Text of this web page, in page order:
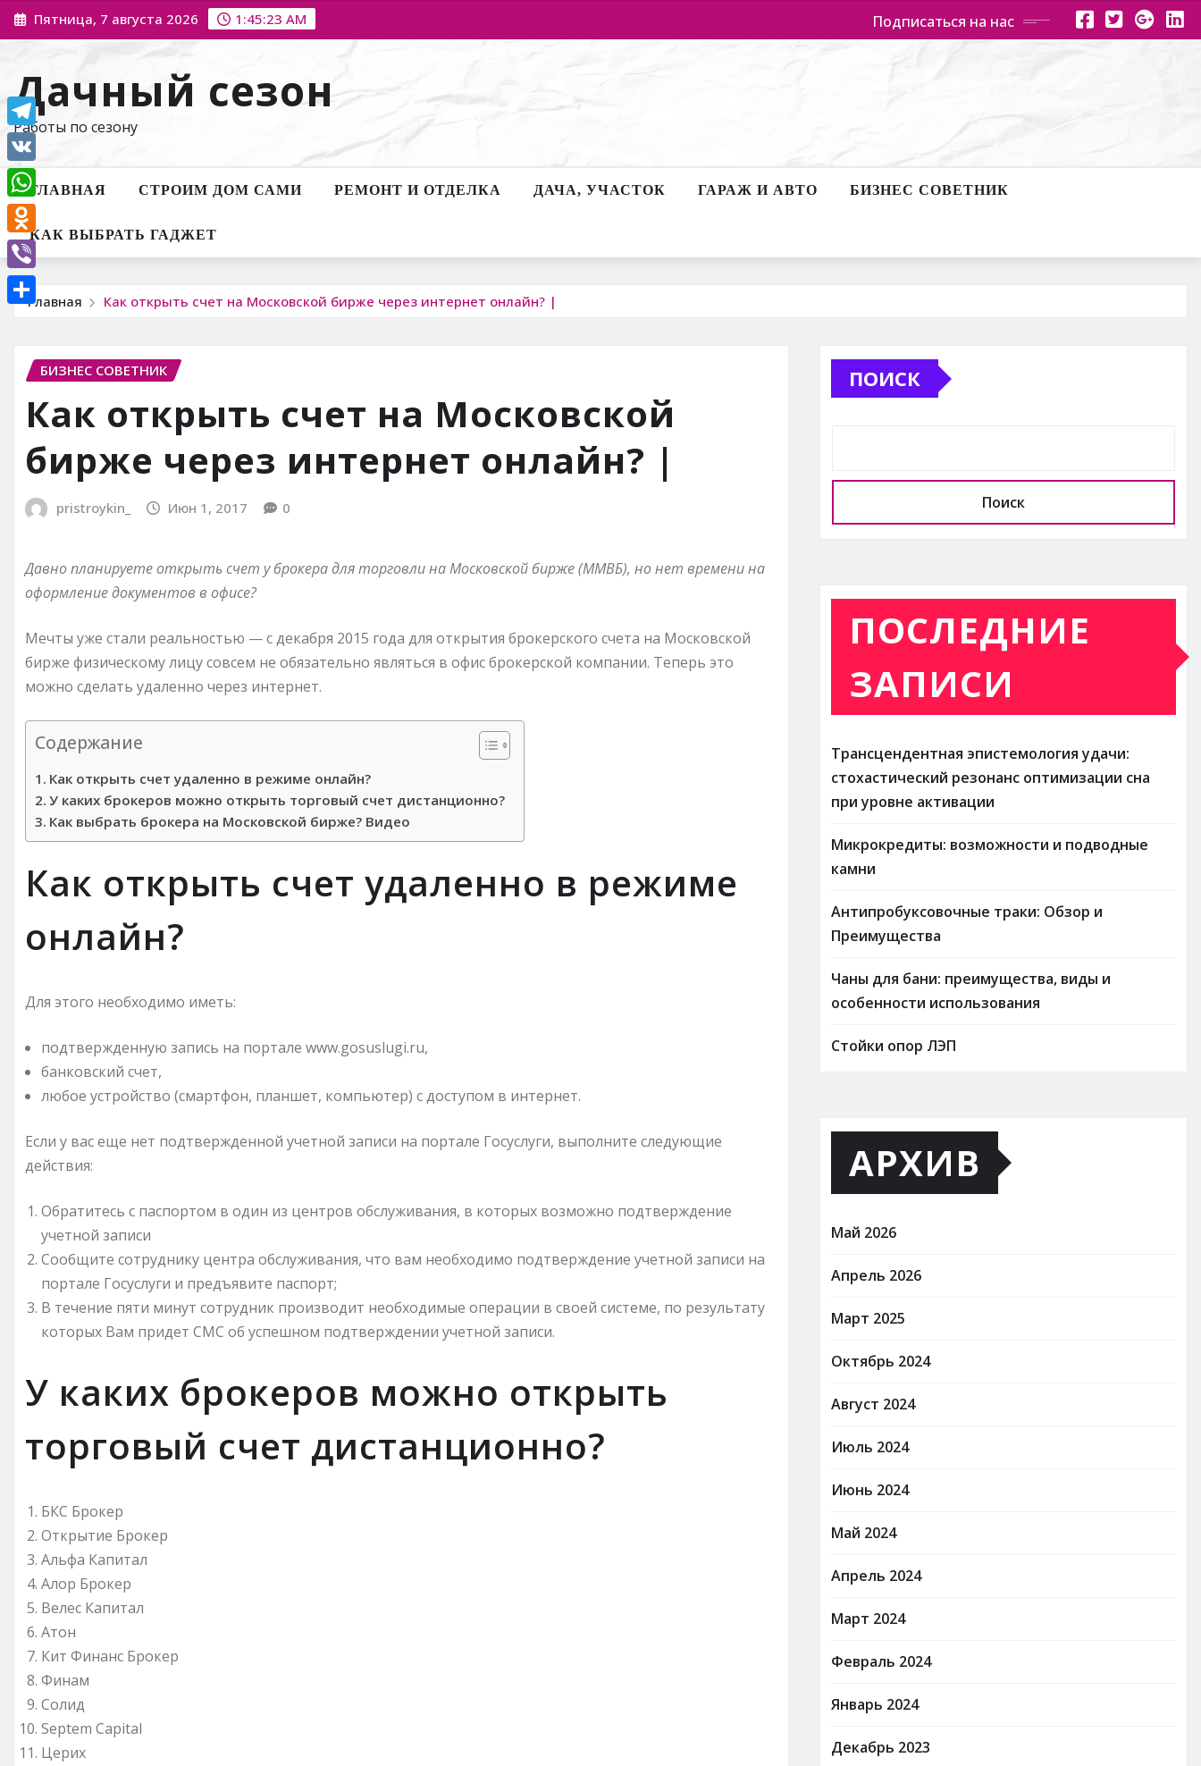
Перейти
к
Пятница, 7 августа 2026 1:45:24 AM Подписаться на нас
Дачный сезон
Работы по сезону
ГЛАВНАЯ СТРОИМ ДОМ САМИ РЕМОНТ И ОТДЕЛКА ДАЧА, УЧАСТОК ГАРАЖ И АВТО БИЗНЕС СОВЕТНИК
КАК ВЫБРАТЬ ГАДЖЕТ
Главная Как открыть счет на Московской бирже через интернет онлайн? |
БИЗНЕС СОВЕТНИК
Как открыть счет на Московской
бирже через интернет онлайн? |
pristroykin_ Июн 1, 2017 0
Давно планируете открыть счет у брокера для торговли на Московской бирже (ММВБ), но нет времени на
оформление документов в офисе?
Мечты уже стали реальностью — с декабря 2015 года для открытия брокерского счета на Московской
бирже физическому лицу совсем не обязательно являться в офис брокерской компании. Теперь это
можно сделать удаленно через интернет.
Содержание
Как открыть счет удаленно в режиме онлайн?
У каких брокеров можно открыть торговый счет дистанционно?
Как выбрать брокера на Московской бирже? Видео
Как открыть счет удаленно в режиме
онлайн?
Для этого необходимо иметь:
подтвержденную запись на портале www.gosuslugi.ru,
банковский счет,
любое устройство (смартфон, планшет, компьютер) с доступом в интернет.
Если у вас еще нет подтвержденной учетной записи на портале Госуслуги, выполните следующие
действия:
Обратитесь с паспортом в один из центров обслуживания, в которых возможно подтверждение
учетной записи
Сообщите сотруднику центра обслуживания, что вам необходимо подтверждение учетной записи на
портале Госуслуги и предъявите паспорт;
В течение пяти минут сотрудник производит необходимые операции в своей системе, по результату
которых Вам придет СМС об успешном подтверждении учетной записи.
У каких брокеров можно открыть
торговый счет дистанционно?
БКС Брокер
Открытие Брокер
Альфа Капитал
Алор Брокер
Велес Капитал
Атон
Кит Финанс Брокер
Финам
Солид
Septem Capital
Церих
ПОИСК
Поиск
ПОСЛЕДНИЕ
ЗАПИСИ
Трансцендентная эпистемология удачи:
стохастический резонанс оптимизации сна
при уровне активации
Микрокредиты: возможности и подводные
камни
Антипробуксовочные траки: Обзор и
Преимущества
Чаны для бани: преимущества, виды и
особенности использования
Стойки опор ЛЭП
АРХИВ
Май 2026
Апрель 2026
Март 2025
Октябрь 2024
Август 2024
Июль 2024
Июнь 2024
Май 2024
Апрель 2024
Март 2024
Февраль 2024
Январь 2024
Декабрь 2023
Telegram
VK
WhatsApp
Odnoklassniki
Viber